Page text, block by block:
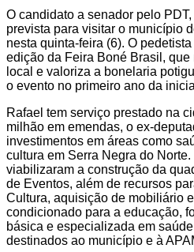
O candidato a senador pelo
prevista para visitar o município
nesta quinta-feira (6). O
edição da Feira Boné Brasil,
local e valoriza a bonelaria
o evento no primeiro ano da
Rafael tem serviço prestado na
milhão em emendas, o ex-
investimentos em áreas como
cultura em Serra Negra do
viabilizaram a construção da
de Eventos, além de recursos
Cultura, aquisição de mobiliário
condicionado para a educação,
básica e especializada em
destinados ao município e à